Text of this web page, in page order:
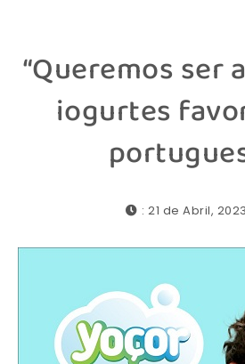
“Queremos ser
iogurtes
: 21 de Abril, 2023